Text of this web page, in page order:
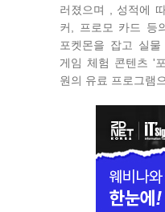
러졌으며 , 성적에
커, 프로모 카드 등
포켓몬을 잡고 실
게임 체험 콘텐츠 '
원의 유료 프로그램